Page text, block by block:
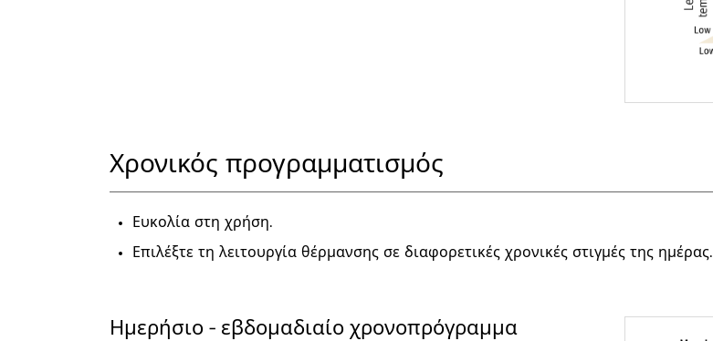
Χρονικός προγραμματισμός
Ευκολία στη χρήση.
Επιλέξτε τη λειτουργία θέρμανσης σε διαφορετικές χρονικές στιγμές της ημέρας.
Ημερήσιο - εβδομαδιαίο χρονοπρόγραμμα